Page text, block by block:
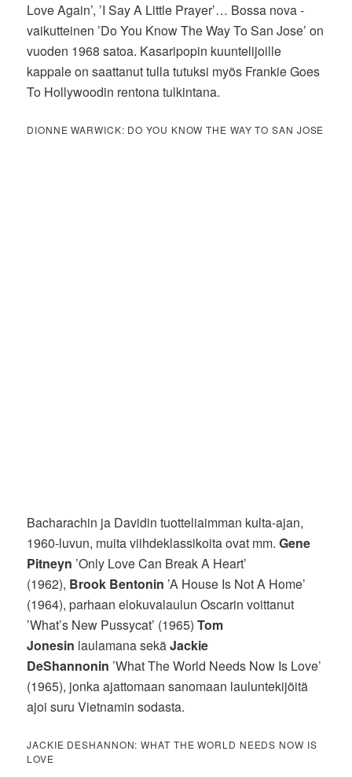
Love Again’, ’I Say A Little Prayer’… Bossa nova -
vaikutteinen ’Do You Know The Way To San Jose’ on
vuoden 1968 satoa. Kasaripopin kuuntelijoille
kappale on saattanut tulla tutuksi myös Frankie Goes
To Hollywoodin rentona tulkintana.
DIONNE WARWICK: DO YOU KNOW THE WAY TO SAN JOSE
Bacharachin ja Davidin tuotteliaimman kulta-ajan,
1960-luvun, muita viihdeklassikoita ovat mm.Gene
Pitneyn ’Only Love Can Break A Heart’
(1962), Brook Bentonin ’A House Is Not A Home’
(1964), parhaan elokuvalaulun Oscarin voittanut
’What’s New Pussycat’ (1965)Tom
Jonesin laulamana sekäJackie
DeShannonin ’What The World Needs Now Is Love’
(1965), jonka ajattomaan sanomaan lauluntekijöitä
ajoi suru Vietnamin sodasta.
JACKIE DESHANNON: WHAT THE WORLD NEEDS NOW IS
LOVE